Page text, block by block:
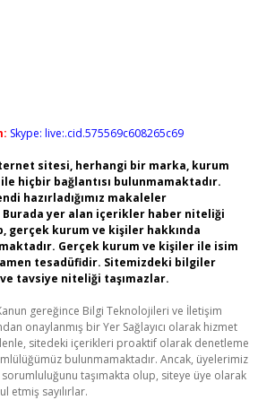
Skype: live:.cid.575569c608265c69
sitesi, herhangi bir marka, kurum
hiçbir bağlantısı bulunmamaktadır.
hazırladığımız makaleler
Burada yer alan içerikler haber niteliği
gerçek kurum ve kişiler hakkında
Gerçek kurum ve kişiler ile isim
tesadüfidir. Sitemizdeki bilgiler
tavsiye niteliği taşımazlar.
gereğince Bilgi Teknolojileri ve İletişim
onaylanmış bir Yer Sağlayıcı olarak hizmet
sitedeki içerikleri proaktif olarak denetleme
bulunmamaktadır. Ancak, üyelerimiz
sorumluluğunu taşımakta olup, siteye üye olarak
etmiş sayılırlar.